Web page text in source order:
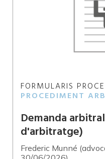
FORMULARIS
PROCEDIMENT
Demanda
d'arbitratge)
Frederic Munné